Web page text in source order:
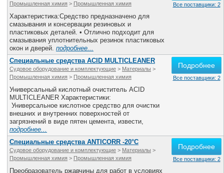
Промышленная химия > Промышленная химия
Характеристика:Средство предназначено для
смазывания и консервации резиновых и
пластиковых деталей. • Отлично подходит для
смазывания уплотнительных резинок пластиковых
окон и дверей. подробнее...
Все поставщики: 2
Специальные средства ACID MULTICLEANER
Судовое оборудование и комплектующие > Материалы >
Промышленная химия > Промышленная химия
Универсальный кислотный очиститель ACID
MULTICLEANER Характеристики:
Универсальное кислотное средство для очистки
внешних и внутренних поверхностей от
загрязнений в виде пятен цемента, извести,
подробнее...
Подробнее
Все поставщики: 2
Специальные средства ANTICORR -20°С
Судовое оборудование и комплектующие > Материалы >
Промышленная химия > Промышленная химия
Преобразователь ржавчины для работ в условиях
Подробнее
Все поставщики: 2